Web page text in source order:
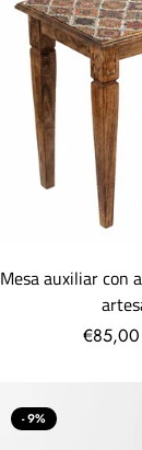
Mesa auxiliar con
€85,00
- 9%